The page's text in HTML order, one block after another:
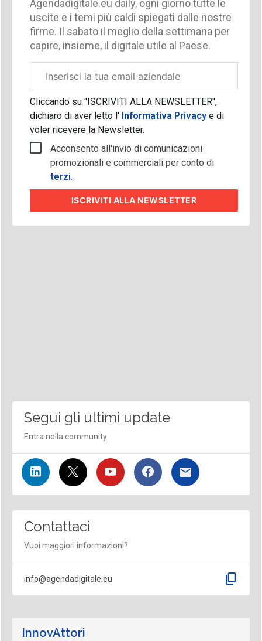
Agendadigitale.eu daily, ogni giorno tutte le
uscite e i temi più caldi spiegati dalle nostre
firme. Il sabato il meglio della settimana per
capire, insieme, il digitale utile al Paese.
aziendale
Cliccando su "ISCRIVITI ALLA NEWSLETTER",
dichiaro di aver letto l'Informativa Privacy e di
voler ricevere la Newsletter.
Acconsento all'invio di comunicazioni
promozionali e commerciali per conto di
terzi.
ISCRIVITI ALLA NEWSLETTER
Segui gli ultimi update
Entra nella community
Contattaci
Vuoi maggiori informazioni?
info@agendadigitale.eu content_copy
InnovAttori